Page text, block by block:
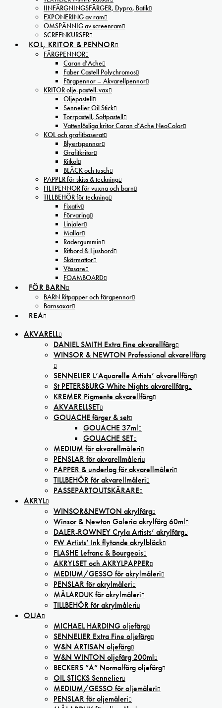
IINFÄRGNINGSFÄRGER, Dypro, Batik
EXPONERING av ram
OMSPÄNNIG av screenram
SCREENKURSER
KOL, KRITOR & PENNOR
FÄRGPENNOR
Caran d’Ache
Faber Castell Polychromos
Färgpennor – Akvarellpennor
KRITOR olje-pastell-vax
Oljepastell
Sennelier Oil Stick
Torrpastell, Softpastell
Vattenlösliga kritor Caran d’Ache NeoColor
KOL och grafitbaserat
Blyertspennor
Grafitkritor
Ritkol
BLÄCK och tusch
PAPPER för skiss & teckning
FILTPENNOR för vuxna och barn
TILLBEHÖR för teckning
Fixativ
Förvaring
Linjaler
Mallar
Radergummin
Ritbord & Ljusbord
Skärmattor
Vässare
FOAMBOARD
FÖR BARN
BARN Ritpapper och färgpennor
Barnsaxar
REA
AKVARELL
DANIEL SMITH Extra Fine akvarellfärg
WINSOR & NEWTON Professional akvarellfärg
SENNELIER L’Aquarelle Artists’ akvarellfärg
St PETERSBURG White Nights akvarellfärg
KREMER Pigmente akvarellfärg
AKVARELLSET
GOUACHE färger & set
GOUACHE 37ml
GOUACHE SET
MEDIUM för akvarellmåleri
PENSLAR för akvarellmåleri
PAPPER & underlag för akvarellmåleri
TILLBEHÖR för akvarellmåleri
PASSEPARTOUTSKÄRARE
AKRYL
WINSOR&NEWTON akrylfärg
Winsor & Newton Galeria akrylfärg 60ml
DALER-ROWNEY Cryla Artists’ akrylfärg
FW Artists’ Ink flytande akrylbläck
FLASHE Lefranc & Bourgeois
AKRYLSET och AKRYLPAPPER
MEDIUM/GESSO för akrylmåleri
PENSLAR för akrylmåleri
MÅLARDUK för akrylmåleri
TILLBEHÖR för akrylmåleri
OLJA
MICHAEL HARDING oljefärg
SENNELIER Extra Fine oljefärg
W&N ARTISAN oljefärg
W&N WINTON oljefärg 200ml
BECKERS ”A” Normalfärg oljefärg
OIL STICKS Sennelier
MEDIUM/GESSO för oljemåleri
PENSLAR för oljemåleri